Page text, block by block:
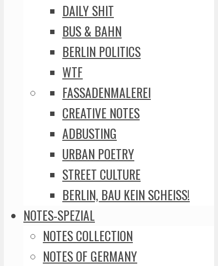
DAILY SHIT
BUS & BAHN
BERLIN POLITICS
WTF
FASSADENMALEREI
CREATIVE NOTES
ADBUSTING
URBAN POETRY
STREET CULTURE
BERLIN, BAU KEIN SCHEISS!
NOTES-SPEZIAL
NOTES COLLECTION
NOTES OF GERMANY